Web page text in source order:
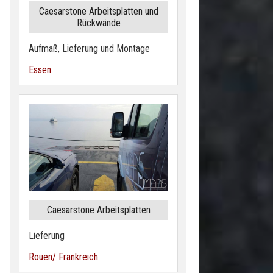
Caesarstone Arbeitsplatten und
Rückwände
Aufmaß, Lieferung und Montage
Essen
Caesarstone Arbeitsplatten
Lieferung
Rouen/ Frankreich